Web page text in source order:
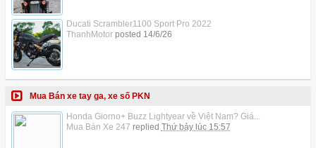
Ducati Scrambler1100 Sport Pro 2022
ThanhMotorposted 14/6/26
Mua Bán xe tay ga, xe số PKN
Honda Giorno+ Buzz Lightyear về Việt Nam? Giá...
Mua Bán Xe 247 replied Thứ bảy lúc 15:57